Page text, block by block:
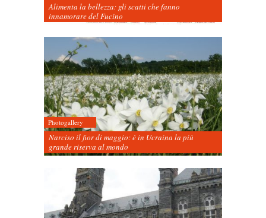
Alimenta la bellezza: gli scatti che fanno
innamorare del Fucino
Photogallery
Narciso il fior di maggio: è in Ucraina la più
grande riserva al mondo